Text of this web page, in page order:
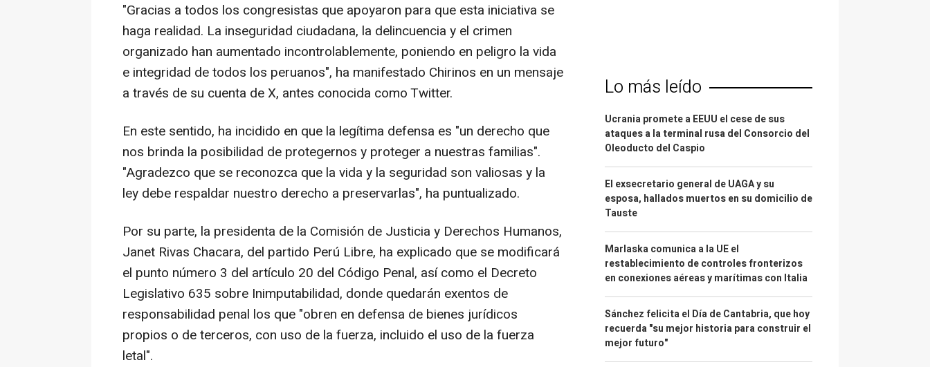
"Gracias a todos los congresistas que apoyaron para que esta iniciativa se
haga realidad. La inseguridad ciudadana, la delincuencia y el crimen
organizado han aumentado incontrolablemente, poniendo en peligro la vida
e integridad de todos los peruanos", ha manifestado Chirinos en un mensaje
a través de su cuenta de X, antes conocida como Twitter.
En este sentido, ha incidido en que la legítima defensa es "un derecho que
nos brinda la posibilidad de protegernos y proteger a nuestras familias".
"Agradezco que se reconozca que la vida y la seguridad son valiosas y la
ley debe respaldar nuestro derecho a preservarlas", ha puntualizado.
Por su parte, la presidenta de la Comisión de Justicia y Derechos Humanos,
Janet Rivas Chacara, del partido Perú Libre, ha explicado que se modificará
el punto número 3 del artículo 20 del Código Penal, así como el Decreto
Legislativo 635 sobre Inimputabilidad, donde quedarán exentos de
responsabilidad penal los que "obren en defensa de bienes jurídicos
propios o de terceros, con uso de la fuerza, incluido el uso de la fuerza
letal".
Lo más leído
Ucrania promete a EEUU el cese de sus
ataques a la terminal rusa del Consorcio del
Oleoducto del Caspio
El exsecretario general de UAGA y su
esposa, hallados muertos en su domicilio de
Tauste
Marlaska comunica a la UE el
restablecimiento de controles fronterizos
en conexiones aéreas y marítimas con Italia
Sánchez felicita el Día de Cantabria, que hoy
recuerda "su mejor historia para construir el
mejor futuro"